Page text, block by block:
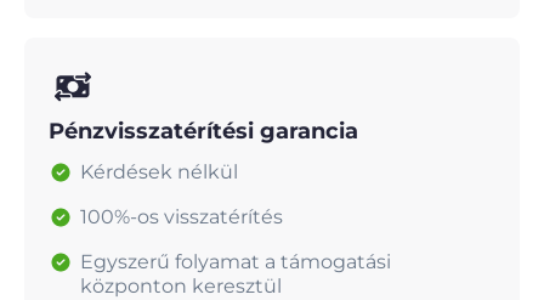
Pénzvisszatérítési garancia
Kérdések nélkül
100%-os visszatérítés
Egyszerű folyamat a támogatási
központon keresztül